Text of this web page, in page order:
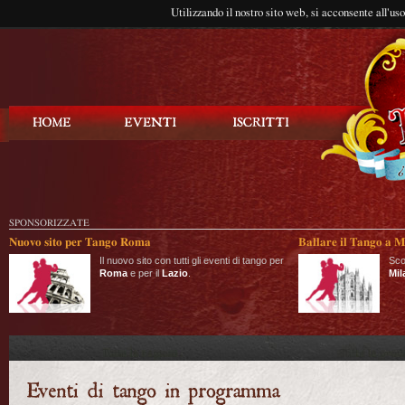
Utilizzando il nostro sito web, si acconsente
SPONSORIZZATE
Nuovo sito per Tango Roma
Il nuovo sito con tutti gli eventi di tango per
Roma e per il Lazio
Ballare il Tango a